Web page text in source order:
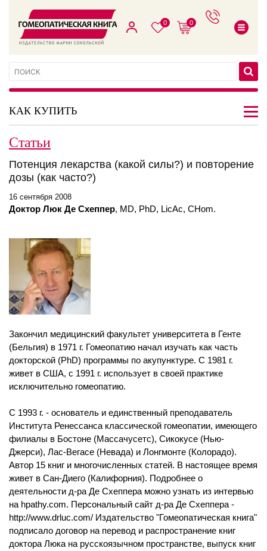
0 0
КАК КУПИТЬ
Статьи
Потенция лекарства (какой силы?) и повторение
дозы (как часто?)
16 сентября 2008
Доктор Люк Де Схеппер, MD, PhD, LicAc, CHom.
Закончил медицинский факультет университета в Генте
(Бельгия) в 1971 г. Гомеопатию начал изучать как часть
докторской (PhD) программы по акупунктуре. С 1981 г.
живет в США, с 1991 г. использует в своей практике
исключительно гомеопатию.
С 1993 г. - основатель и единственный преподаватель
Института Ренессанса классической гомеопатии, имеющего
филиалы в Бостоне (Массачусетс), Сикокусе (Нью-
Джерси), Лас-Вегасе (Невада) и Лонгмонте (Колорадо).
Автор 15 книг и многочисленных статей. В настоящее время
живет в Сан-Диего (Калифорния). Подробнее о
деятельности д-ра Де Схеппера можно узнать из интервью
на hpathy.com. Персональный сайт д-ра Де Схеппера -
http://www.drluc.com/ Издательство "Гомеопатическая книга"
подписало договор на перевод и распространение книг
доктора Люка на русскоязычном пространстве, выпуск книг